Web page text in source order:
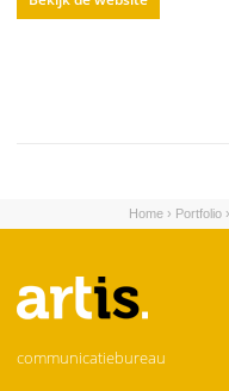
U bent hier
Home › Portfolio ›
communicatiebureau